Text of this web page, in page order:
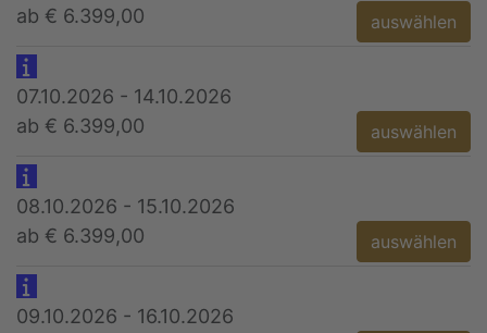
ab € 6.399,00
auswählen
07.10.2026 - 14.10.2026
ab € 6.399,00
auswählen
08.10.2026 - 15.10.2026
ab € 6.399,00
auswählen
09.10.2026 - 16.10.2026